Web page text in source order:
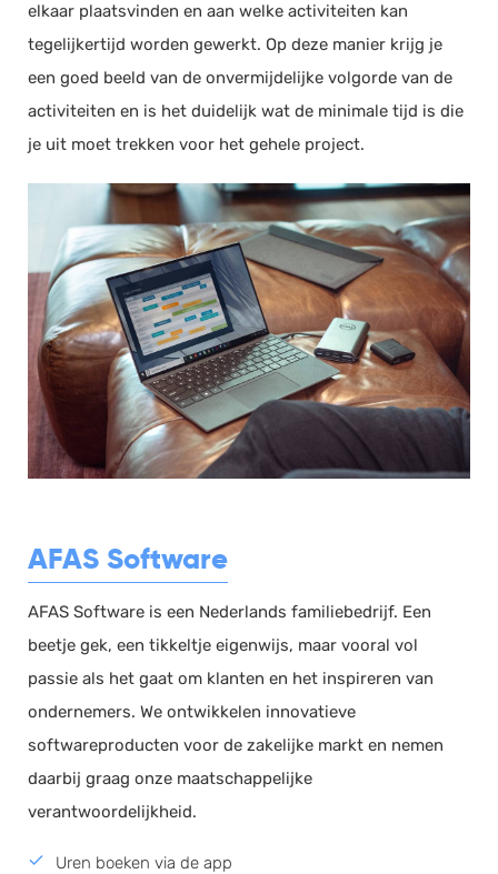
elkaar plaatsvinden en aan welke activiteiten kan
tegelijkertijd worden gewerkt. Op deze manier krijg je
een goed beeld van de onvermijdelijke volgorde van de
activiteiten en is het duidelijk wat de minimale tijd is die
je uit moet trekken voor het gehele project.
AFAS Software
AFAS Software is een Nederlands familiebedrijf. Een
beetje gek, een tikkeltje eigenwijs, maar vooral vol
passie als het gaat om klanten en het inspireren van
ondernemers. We ontwikkelen innovatieve
softwareproducten voor de zakelijke markt en nemen
daarbij graag onze maatschappelijke
verantwoordelijkheid.
Uren boeken via de app